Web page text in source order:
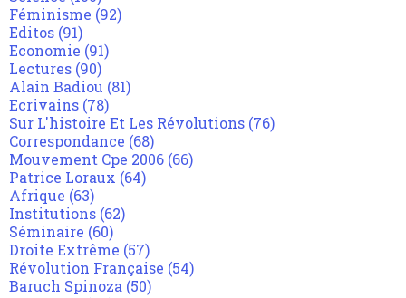
Féminisme (92)
Editos (91)
Economie (91)
Lectures (90)
Alain Badiou (81)
Ecrivains (78)
Sur L'histoire Et Les Révolutions (76)
Correspondance (68)
Mouvement Cpe 2006 (66)
Patrice Loraux (64)
Afrique (63)
Institutions (62)
Séminaire (60)
Droite Extrême (57)
Révolution Française (54)
Baruch Spinoza (50)